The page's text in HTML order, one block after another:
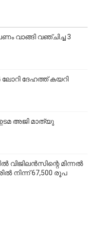
വാങ്ങി വഞ്ചിച്ച 3
ദേഹത്ത് കയറി
അജി മാത്യു
വിജിലൻസിന്റെ മിന്നല്‍
നിന്ന് 67,500 രൂപ